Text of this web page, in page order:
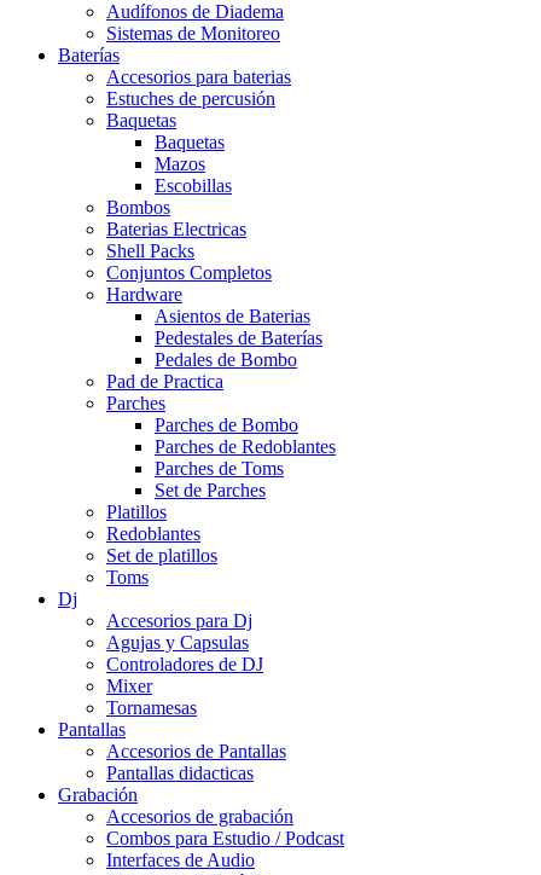
Audífonos de Diadema
Sistemas de Monitoreo
Baterías
Accesorios para baterias
Estuches de percusión
Baquetas
Baquetas
Mazos
Escobillas
Bombos
Baterias Electricas
Shell Packs
Conjuntos Completos
Hardware
Asientos de Baterias
Pedestales de Baterías
Pedales de Bombo
Pad de Practica
Parches
Parches de Bombo
Parches de Redoblantes
Parches de Toms
Set de Parches
Platillos
Redoblantes
Set de platillos
Toms
Dj
Accesorios para Dj
Agujas y Capsulas
Controladores de DJ
Mixer
Tornamesas
Pantallas
Accesorios de Pantallas
Pantallas didacticas
Grabación
Accesorios de grabación
Combos para Estudio / Podcast
Interfaces de Audio